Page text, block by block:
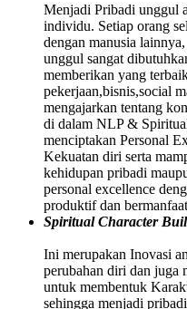
Menjadi Pribadi unggul
individu. Setiap orang
dengan manusia
unggul sangat
memberikan yang
pekerjaan,bisnis,social
mengajarkan tentang
di dalam NLP &
menciptakan Personal
Kekuatan diri serta
kehidupan pribadi
personal excellence
produktif dan
Spiritual Character
Ini merupakan Inovasi
perubahan diri dan juga
untuk membentuk
sehingga menjadi